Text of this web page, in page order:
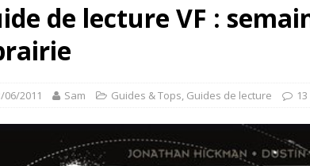
de lecture VF :
06/2011 Sam Guides & Tops, Guides de lecture 13